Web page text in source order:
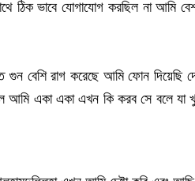
ভাবে যোগাযোগ করছিল না আমি
বেশি রাগ করেছে আমি ফোন
আমি একা একা এখন কি করব সে বলে